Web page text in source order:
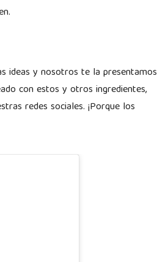
ideas y nosotros te la presentamos
con estos y otros ingredientes,
redes sociales. ¡Porque los